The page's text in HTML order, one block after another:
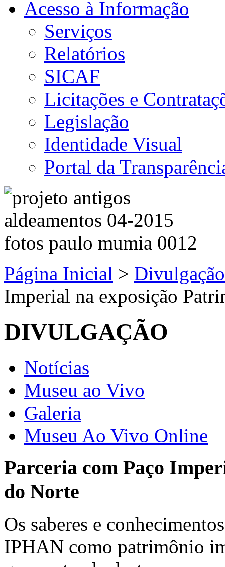
Acesso à Informação
Serviços
Relatórios
SICAF
Licitações e
Legislação
Identidade Visual
Portal da
Página Inicial > Divulgação
Imperial na exposição
DIVULGAÇÃO
Notícias
Museu ao Vivo
Galeria
Museu Ao Vivo Online
Parceria com Paço
do Norte
Os saberes e
IPHAN como patrimônio